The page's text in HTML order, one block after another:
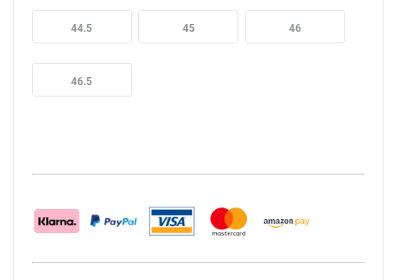
44.5 45 46
46.5